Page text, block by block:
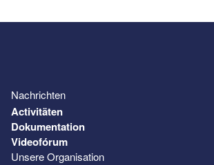
Nachrichten
Activitäten
Dokumentation
Videofórum
Unsere Organisation